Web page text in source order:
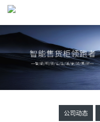
公司动态